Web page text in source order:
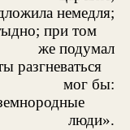
немедля;
при том
же подумал
разгневаться
мог бы:
люди».